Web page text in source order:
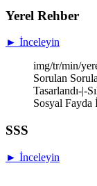
Yerel Rehber
► İnceleyin
img/tr/min/
Sorulan
Tasarlandı-|-
Sosyal Fayda
SSS
► İnceleyin